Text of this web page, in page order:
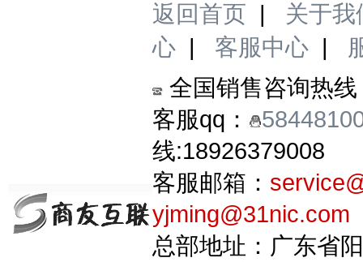
返回首页 | 关于我
心 | 客服中心 |
全国销售咨询热线
客服qq：
线:18926379008
客服邮箱：
yjming@31nic.com
总部地址：广东省